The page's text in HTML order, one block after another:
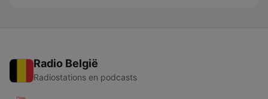
Radio België
Radiostations en podcasts